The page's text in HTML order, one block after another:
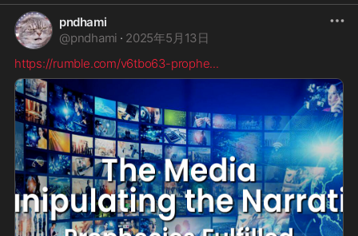
pndhami
@pndhami · 2025年5月13日
https://rumble.com/v6tbo63-prophe...